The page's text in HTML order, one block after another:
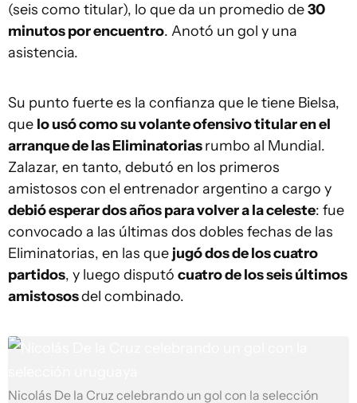
(seis como titular), lo que da un promedio de30
minutos por encuentro. Anotó un gol y una
asistencia.
Su punto fuerte es la confianza que le tiene Bielsa,
que lo usó como su volante ofensivo titular en el
arranque de las Eliminatoriasrumbo al Mundial.
Zalazar, en tanto, debutó en los primeros
amistosos con el entrenador argentino a cargo y
debió esperar dos años para volver a la celeste: fue
convocado a las últimas dos dobles fechas de las
Eliminatorias, en las que jugó dos de los cuatro
partidos, y luego disputó cuatro de los seis últimos
amistososdel combinado.
Nicolás De la Cruz celebrando un gol con la selección